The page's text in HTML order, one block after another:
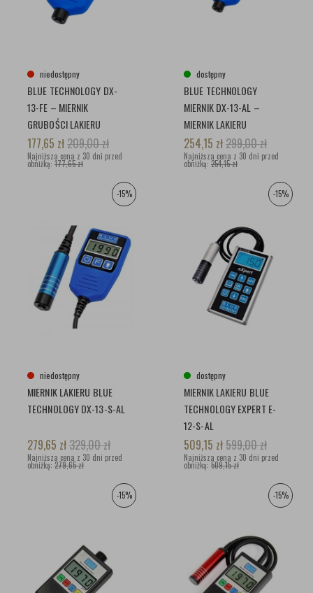
niedostępny
BLUE TECHNOLOGY DX-
13-FE – MIERNIK
GRUBOŚCI LAKIERU
177,65 zł209,00zł
Najniższa cena z 30 dni przed
obniżką: 177,65 zł
dostępny
BLUE TECHNOLOGY
MIERNIK DX-13-AL –
MIERNIK LAKIERU
254,15 zł299,00zł
Najniższa cena z 30 dni przed
obniżką: 254,15 zł
-15%
niedostępny
MIERNIK LAKIERU BLUE
TECHNOLOGY DX-13-S-AL
279,65 zł329,00zł
Najniższa cena z 30 dni przed
obniżką: 279,65 zł
-15%
dostępny
MIERNIK LAKIERU BLUE
TECHNOLOGY EXPERT E-
12-S-AL
509,15 zł599,00zł
Najniższa cena z 30 dni przed
obniżką: 509,15 zł
-15% -15%